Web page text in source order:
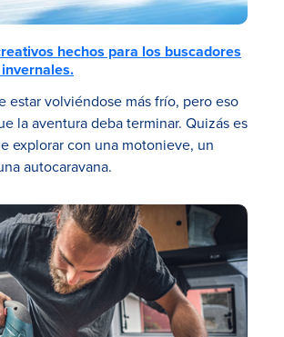
hechos para los buscadores
estar volviéndose más frío, pero eso
la aventura deba terminar. Quizás es
explorar con una motonieve, un
autocaravana.